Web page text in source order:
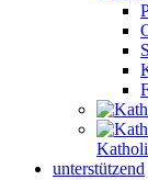
unterstützend